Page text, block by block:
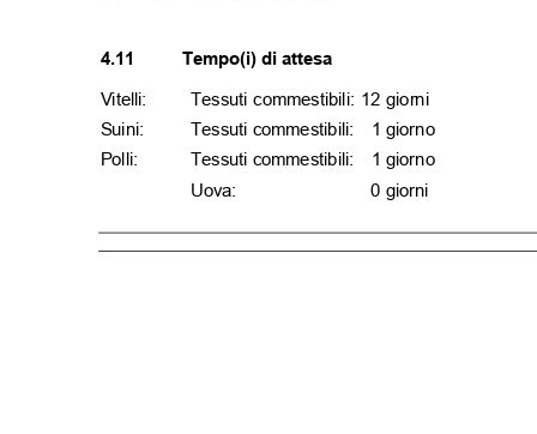
4.11 Tempo(i) di attesa
Vitelli:
Suini:
Polli:
Tessuti commestibili: 12 giorni
Tessuti commestibili:
1 giorno
Tessuti commestibili:
1 giorno
Uova:
0 giorni